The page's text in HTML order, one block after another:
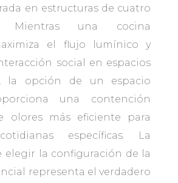
en estructuras de cuatro
Mientras una cocina
el flujo lumínico y
social en espacios
la opción de un espacio
una contención
olores más eficiente para
específicas. La
elegir la configuración de la
representa el verdadero